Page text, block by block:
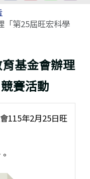
「第25屆旺宏科學
基金會辦理
賽活動
115年2月25日旺